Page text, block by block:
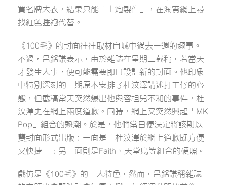
買名牌大衣，結果只能「土炮製作」，在淘寶網上尋
找紅色睡袍代替。
《100毛》的封面往往取材自城中過去一週的趣事。
不過，呂銘謙表示，由於雜誌在星期二截稿，若當天
才發生大事，便可能需要即日設計新的封面。他印象
中特別深刻的一期原本安排了杜汶澤講述打工仔的心
態，但截稿當天突然爆出他與容祖兒不和的事件，杜
汶澤更在網上兩度道歉。同時，網上又突然興起「MK
Pop」組合的熱潮。於是，他們當日便決定將該期以
雙封面形式出版：一面是「杜汶澤於網上道歉既方便
又快捷」；另一面則是Faith、天堂鳥等組合的硬照。
戲仿是《100毛》的一大特色，然而，呂銘謙稱雜誌